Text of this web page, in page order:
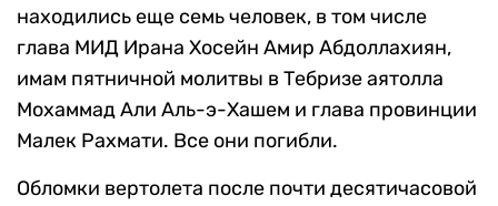
находились еще семь человек, в том числе
глава МИД Ирана Хосейн Амир Абдоллахиян,
имам пятничной молитвы в Тебризе аятолла
Мохаммад Али Аль-э-Хашем и глава провинции
Малек Рахмати. Все они погибли.
Обломки вертолета после почти десятичасовой